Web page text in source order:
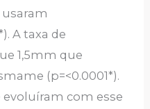
A taxa de
1,5mm que
(p=<0.0001*).
com esse